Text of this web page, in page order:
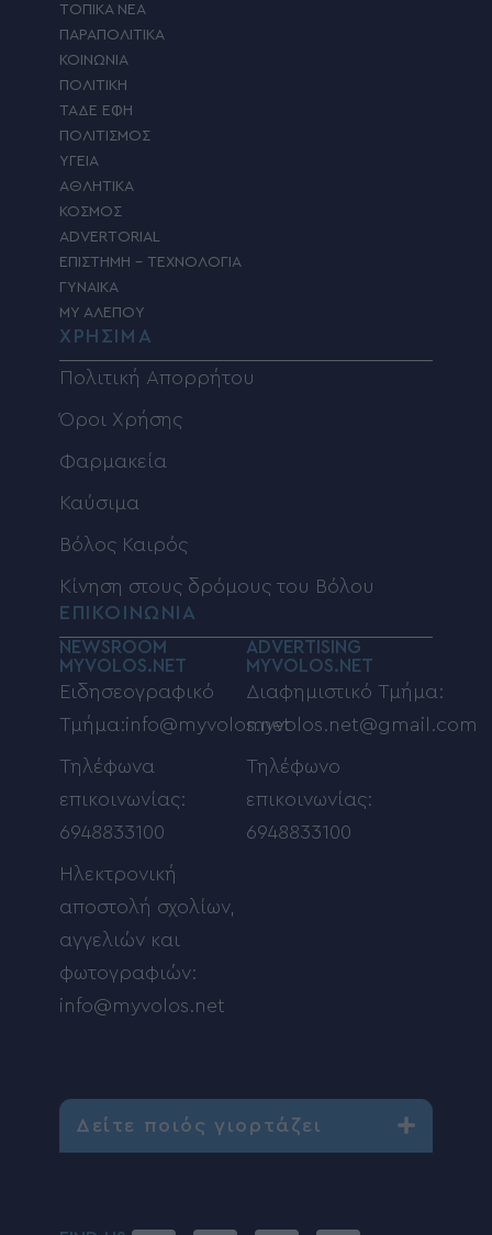
ΤΟΠΙΚΑ ΝΕΑ
ΠΑΡΑΠΟΛΙΤΙΚΑ
ΚΟΙΝΩΝΙΑ
ΠΟΛΙΤΙΚΗ
ΤΑΔΕ ΕΦΗ
ΠΟΛΙΤΙΣΜΟΣ
ΥΓΕΙΑ
ΑΘΛΗΤΙΚΑ
ΚΟΣΜΟΣ
ADVERTORIAL
ΕΠΙΣΤΗΜΗ – ΤΕΧΝΟΛΟΓΙΑ
ΓΥΝΑΙΚΑ
MY ΑΛΕΠΟΥ
ΧΡΗΣΙΜΑ
Πολιτική Απορρήτου
Όροι Χρήσης
Φαρμακεία
Καύσιμα
Βόλος Καιρός
Κίνηση στους δρόμους του Βόλου
ΕΠΙΚΟΙΝΩΝΙΑ
NEWSROOM
MYVOLOS.NET
Ειδησεογραφικό
Τμήμα:info@myvolos.net
Τηλέφωνα
επικοινωνίας:
6948833100
Ηλεκτρονική
αποστολή σχολίων,
αγγελιών και
φωτογραφιών:
info@myvolos.net
ADVERTISING
MYVOLOS.NET
Διαφημιστικό Τμήμα:
myvolos.net@gmail.com
Τηλέφωνο
επικοινωνίας:
6948833100
Δείτε ποιός γιορτάζει